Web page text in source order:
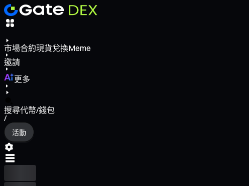
市場合約現貨兌換Meme
邀請
更多
搜尋代幣/錢包
/
活動